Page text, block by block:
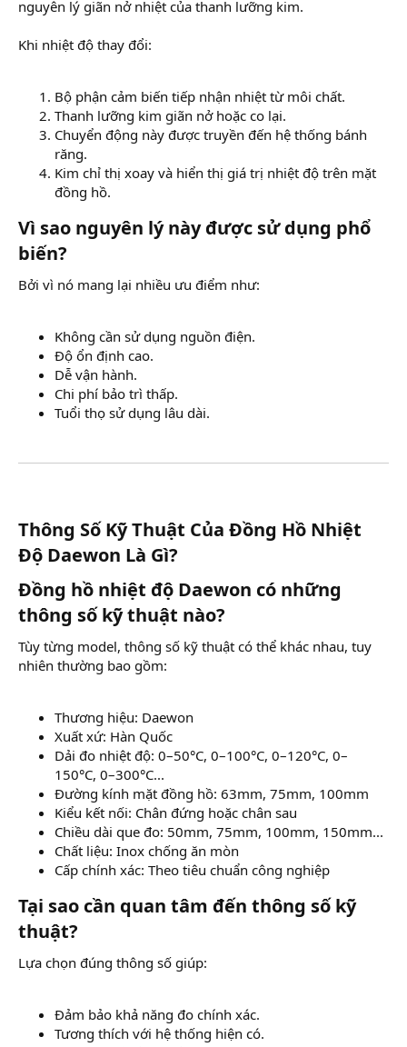
nguyên lý giãn nở nhiệt của thanh lưỡng kim.
Khi nhiệt độ thay đổi:
Bộ phận cảm biến tiếp nhận nhiệt từ môi chất.
Thanh lưỡng kim giãn nở hoặc co lại.
Chuyển động này được truyền đến hệ thống bánh
răng.
Kim chỉ thị xoay và hiển thị giá trị nhiệt độ trên mặt
đồng hồ.
Vì sao nguyên lý này được sử dụng phổ
biến?​
Bởi vì nó mang lại nhiều ưu điểm như:
Không cần sử dụng nguồn điện.
Độ ổn định cao.
Dễ vận hành.
Chi phí bảo trì thấp.
Tuổi thọ sử dụng lâu dài.
Thông Số Kỹ Thuật Của Đồng Hồ Nhiệt
Độ Daewon Là Gì?​
Đồng hồ nhiệt độ Daewon có những
thông số kỹ thuật nào?​
Tùy từng model, thông số kỹ thuật có thể khác nhau, tuy
nhiên thường bao gồm:
Thương hiệu: Daewon
Xuất xứ: Hàn Quốc
Dải đo nhiệt độ: 0–50°C, 0–100°C, 0–120°C, 0–
150°C, 0–300°C...
Đường kính mặt đồng hồ: 63mm, 75mm, 100mm
Kiểu kết nối: Chân đứng hoặc chân sau
Chiều dài que đo: 50mm, 75mm, 100mm, 150mm...
Chất liệu: Inox chống ăn mòn
Cấp chính xác: Theo tiêu chuẩn công nghiệp
Tại sao cần quan tâm đến thông số kỹ
thuật?​
Lựa chọn đúng thông số giúp:
Đảm bảo khả năng đo chính xác.
Tương thích với hệ thống hiện có.